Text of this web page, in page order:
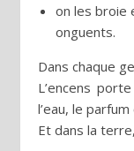
on les broie
onguents.
Dans chaque
L’encens
l’eau, le parfum
Et dans la